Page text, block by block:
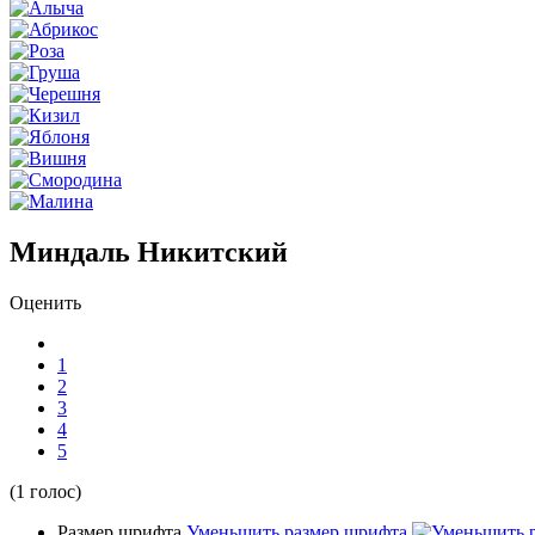
Миндаль Никитский
Оценить
1
2
3
4
5
(1 голос)